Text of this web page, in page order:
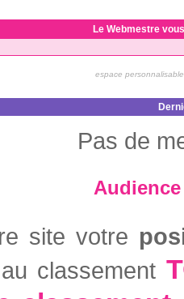
Le Webmestre
espace
Pas de
site votre
classement